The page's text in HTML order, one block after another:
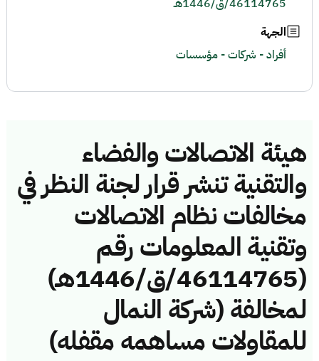
هيئة الاتصالات والفضاء
والتقنية تنشر قرار لجنة النظر في
مخالفات نظام الاتصالات
وتقنية المعلومات رقم
(46114765/ق/1446هـ)
لمخالفة (شركة النمال
للمقاولات مساهمه مقفله)
46114765/ق/1446هـ
الجهة
أفراد - شركات - مؤسسات